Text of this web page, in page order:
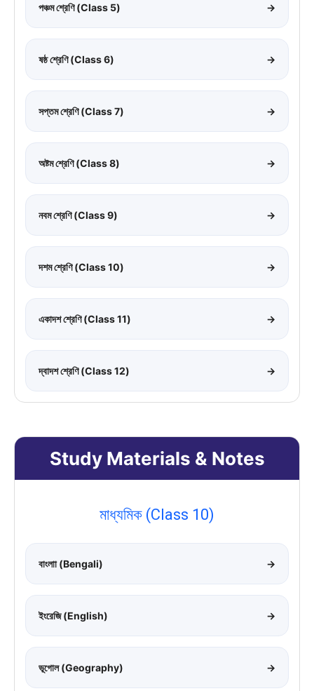
পঞ্চম শ্রেণি (Class 5) →
ষষ্ঠ শ্রেণি (Class 6) →
সপ্তম শ্রেণি (Class 7) →
অষ্টম শ্রেণি (Class 8) →
নবম শ্রেণি (Class 9) →
দশম শ্রেণি (Class 10) →
একাদশ শ্রেণি (Class 11) →
দ্বাদশ শ্রেণি (Class 12) →
Study Materials & Notes
মাধ্যমিক (Class 10)
বাংলাা (Bengali) →
ইংরেজি (English) →
ভূগোল (Geography) →